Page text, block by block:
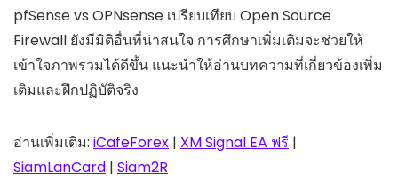
pfSense vs OPNsense เปรียบเทียบ Open Source
Firewall ยังมีมิติอื่นที่น่าสนใจ การศึกษาเพิ่มเติมจะช่วยให้
เข้าใจภาพรวมได้ดีขึ้น แนะนำให้อ่านบทความที่เกี่ยวข้องเพิ่ม
เติมและฝึกปฏิบัติจริง
อ่านเพิ่มเติม: iCafeForex | XM Signal EA ฟรี |
SiamLanCard | Siam2R